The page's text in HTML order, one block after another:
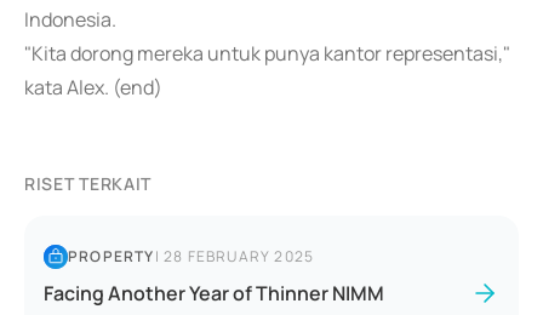
Indonesia.
"Kita dorong mereka untuk punya kantor representasi,"
kata Alex. (end)
RISET TERKAIT
PROPERTY|28 FEBRUARY 2025
Facing Another Year of Thinner NIMM